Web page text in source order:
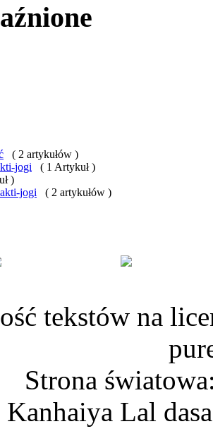
( 2 artykułów )
jogi
( 1 Artykuł )
)
jogi
( 2 artykułów )
tekstów na
Strona
Lal